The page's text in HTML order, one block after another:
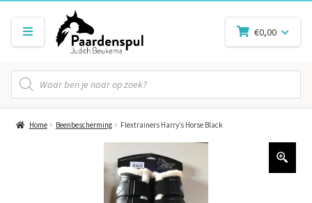
Producten
zoeken
€0,00
Home Beenbescherming Flextrainers Harry’s Horse Black